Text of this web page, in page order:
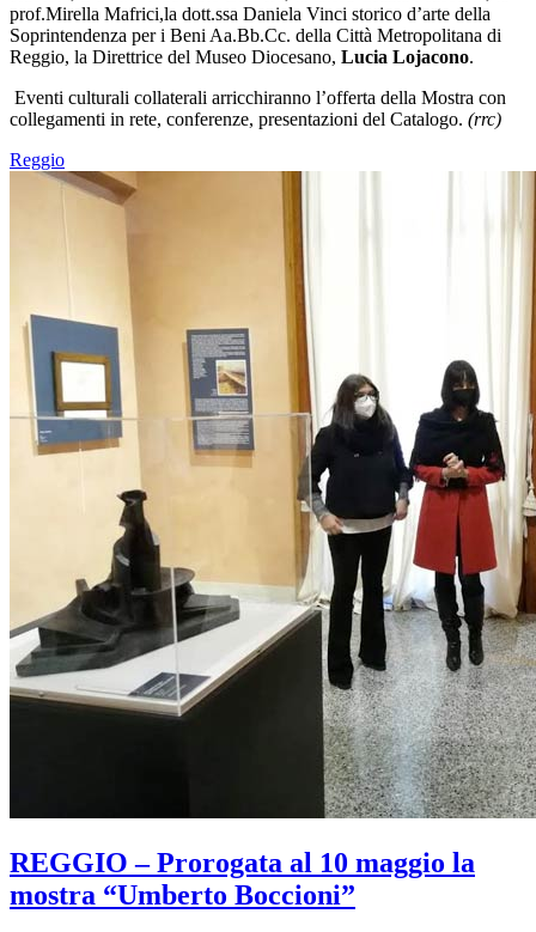
prof.Mirella Mafrici,la dott.ssa Daniela Vinci storico d’arte della
Soprintendenza per i Beni Aa.Bb.Cc. della Città Metropolitana di
Reggio, la Direttrice del Museo Diocesano, Lucia Lojacono.
Eventi culturali collaterali arricchiranno l’offerta della Mostra con
collegamenti in rete, conferenze, presentazioni del Catalogo. (rrc)
Reggio
REGGIO – Prorogata al 10 maggio la
mostra “Umberto Boccioni”